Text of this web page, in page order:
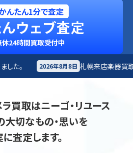
んたん1分で査定
ウェブ査定
24時間買取受付中
札幌来店 楽器買取査定依頼がありました。
買取はニーゴ・リユース
大切なもの・思いを
査定します。